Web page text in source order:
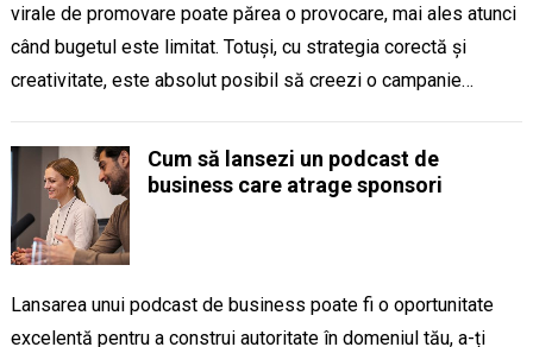
virale de promovare poate părea o provocare, mai ales atunci
când bugetul este limitat. Totuși, cu strategia corectă și
creativitate, este absolut posibil să creezi o campanie…
Cum să lansezi un podcast de
business care atrage sponsori
Lansarea unui podcast de business poate fi o oportunitate
excelentă pentru a construi autoritate în domeniul tău, a-ți